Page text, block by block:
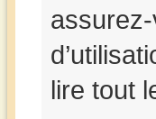
lire tout